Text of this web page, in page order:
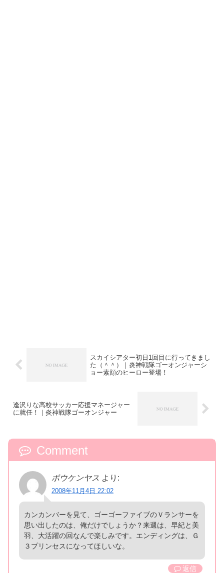
スカイシアター初日1回目に行ってきまし
た（＾＾）｜炎神戦隊ゴーオンジャーシ
ョー素顔のヒーロー登場！
逢沢りな高校サッカー応援マネージャー
に就任！｜炎神戦隊ゴーオンジャー
Comment
ボウケンヤス より:
2008年11月4日 22:02
カンカンバーを見て、ゴーゴーファイブのＶランサーを
思い出したのは、俺だけでしょうか？来週は、早紀と美
羽、大活躍の回なんで楽しみです。エンディングは、Ｇ
３プリンセスになってほしいな。
返信